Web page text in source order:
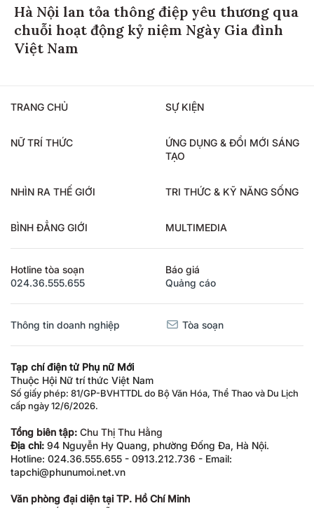
Hà Nội lan tỏa thông điệp yêu thương qua
chuỗi hoạt động kỷ niệm Ngày Gia đình
Việt Nam
TRANG CHỦ SỰ KIỆN
NỮ TRÍ THỨC
ỨNG DỤNG & ĐỔI MỚI SÁNG
TẠO
NHÌN RA THẾ GIỚI TRI THỨC & KỸ NĂNG SỐNG
BÌNH ĐẲNG GIỚI MULTIMEDIA
Hotline tòa soạn
024.36.555.655
Báo giá
Quảng cáo
Thông tin doanh nghiệp Tòa soạn
Tạp chí điện tử Phụ nữ Mới
Thuộc Hội Nữ trí thức Việt Nam
Số giấy phép: 81/GP-BVHTTDL do Bộ Văn Hóa, Thể Thao và Du Lịch
cấp ngày 12/6/2026.
Tổng biên tập: Chu Thị Thu Hằng
Địa chỉ: 94 Nguyễn Hy Quang, phường Đống Đa, Hà Nội.
Hotline: 024.36.555.655 - 0913.212.736 - Email:
tapchi@phunumoi.net.vn
Văn phòng đại diện tại TP. Hồ Chí Minh